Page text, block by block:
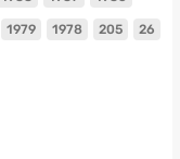
1979 1978 205 26